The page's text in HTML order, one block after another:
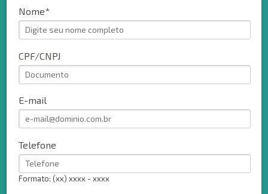
Nome
CPF/CNPJ
E-mail
Telefone
Formato: (xx) xxxx - xxxx